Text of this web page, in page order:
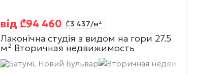
від ₾94 460 ₾3 437/м²
Лаконічна студія з видом на гори 27.5
м² Вторичная недвижимость
Батумі, Новий Бульвар Вторичная недвижимость